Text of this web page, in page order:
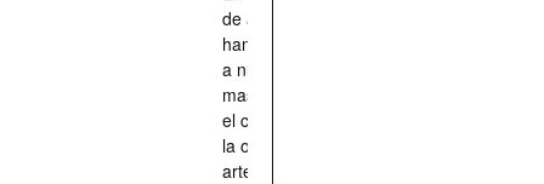
de aquellos
han situado
a nuestras
mascotas en
el centro de
la obra de
arte.